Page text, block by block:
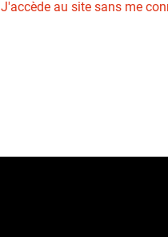
J'accède au site sans me